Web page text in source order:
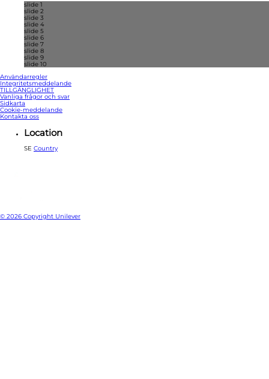
slide 1
slide 2
slide 3
slide 4
slide 5
slide 6
slide 7
slide 8
slide 9
slide 10
Användarregler
Integritetsmeddelande
Ändra Inställningarna
TILLGÄNGLIGHET
Vanliga frågor och svar
Cookie-meddelande
Kontakta oss
Location